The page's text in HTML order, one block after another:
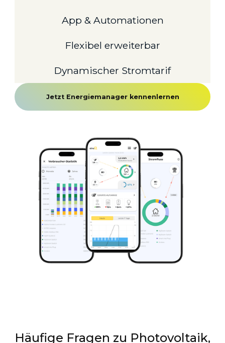
App & Automationen
Flexibel erweiterbar
Dynamischer Stromtarif
Jetzt Energiemanager kennenlernen
Häufige Fragen zu Photovoltaik,